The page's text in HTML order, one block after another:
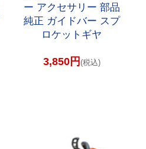
ー アクセサリー 部品
純正 ガイドバー スプ
ロケットギヤ
3,850円 (税込)